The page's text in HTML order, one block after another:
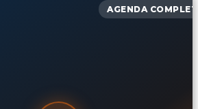
AGENDA COMPLET